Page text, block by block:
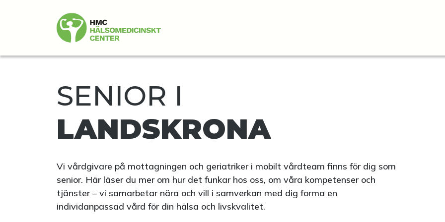
SENIOR I
LANDSKRONA
Vi vårdgivare på mottagningen och geriatriker i mobilt vårdteam finns för dig som
senior. Här läser du mer om hur det funkar hos oss, om våra kompetenser och
tjänster – vi samarbetar nära och vill i samverkan med dig forma en
individanpassad vård för din hälsa och livskvalitet.